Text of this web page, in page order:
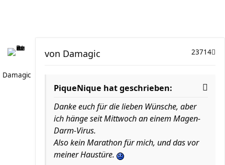
Damagic
23714
von Damagic
PiqueNique hat geschrieben:
Danke euch für die lieben Wünsche, aber
ich hänge seit Mittwoch an einem Magen-
Darm-Virus.
Also kein Marathon für mich, und das vor
meiner Haustüre.